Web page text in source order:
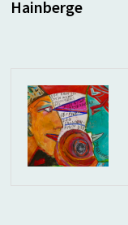
Hainberge